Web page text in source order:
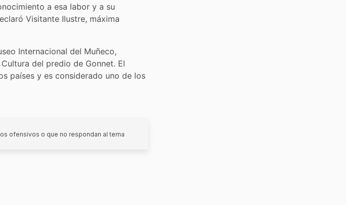
a esa labor y a su
Visitante Ilustre, máxima
Internacional del Muñeco,
del predio de Gonnet. El
países y es considerado uno de los
ofensivos o que no respondan al tema